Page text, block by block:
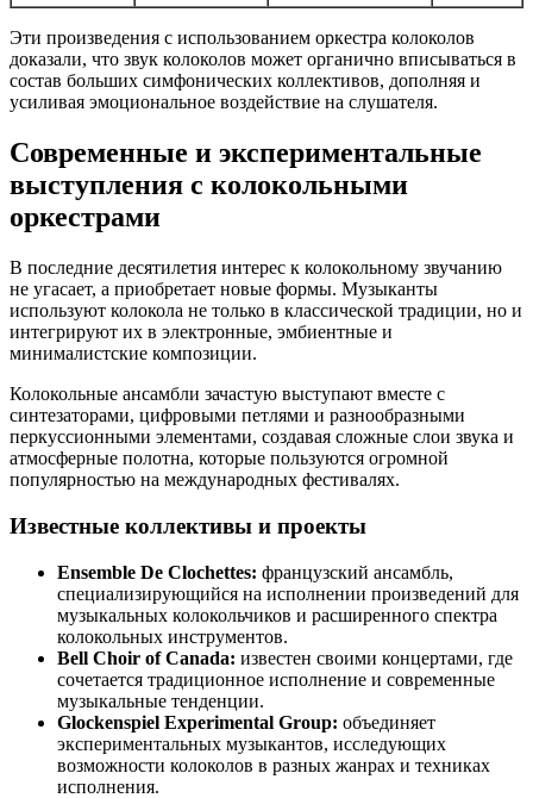
Эти произведения с использованием оркестра колоколов
доказали, что звук колоколов может органично вписываться в
состав больших симфонических коллективов, дополняя и
усиливая эмоциональное воздействие на слушателя.
Современные и экспериментальные
выступления с колокольными
оркестрами
В последние десятилетия интерес к колокольному звучанию
не угасает, а приобретает новые формы. Музыканты
используют колокола не только в классической традиции, но и
интегрируют их в электронные, эмбиентные и
минималистские композиции.
Колокольные ансамбли зачастую выступают вместе с
синтезаторами, цифровыми петлями и разнообразными
перкуссионными элементами, создавая сложные слои звука и
атмосферные полотна, которые пользуются огромной
популярностью на международных фестивалях.
Известные коллективы и проекты
Ensemble De Clochettes: французский ансамбль,
специализирующийся на исполнении произведений для
музыкальных колокольчиков и расширенного спектра
колокольных инструментов.
Bell Choir of Canada: известен своими концертами, где
сочетается традиционное исполнение и современные
музыкальные тенденции.
Glockenspiel Experimental Group: объединяет
экспериментальных музыкантов, исследующих
возможности колоколов в разных жанрах и техниках
исполнения.